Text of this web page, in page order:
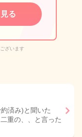
る
ざいます
済み)と聞いた
重の、、と言った